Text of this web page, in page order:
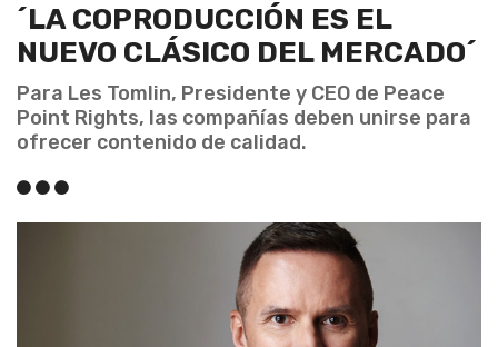
´LA COPRODUCCIÓN ES EL
NUEVO CLÁSICO DEL MERCADO´
Para Les Tomlin, Presidente y CEO de Peace
Point Rights, las compañías deben unirse para
ofrecer contenido de calidad.